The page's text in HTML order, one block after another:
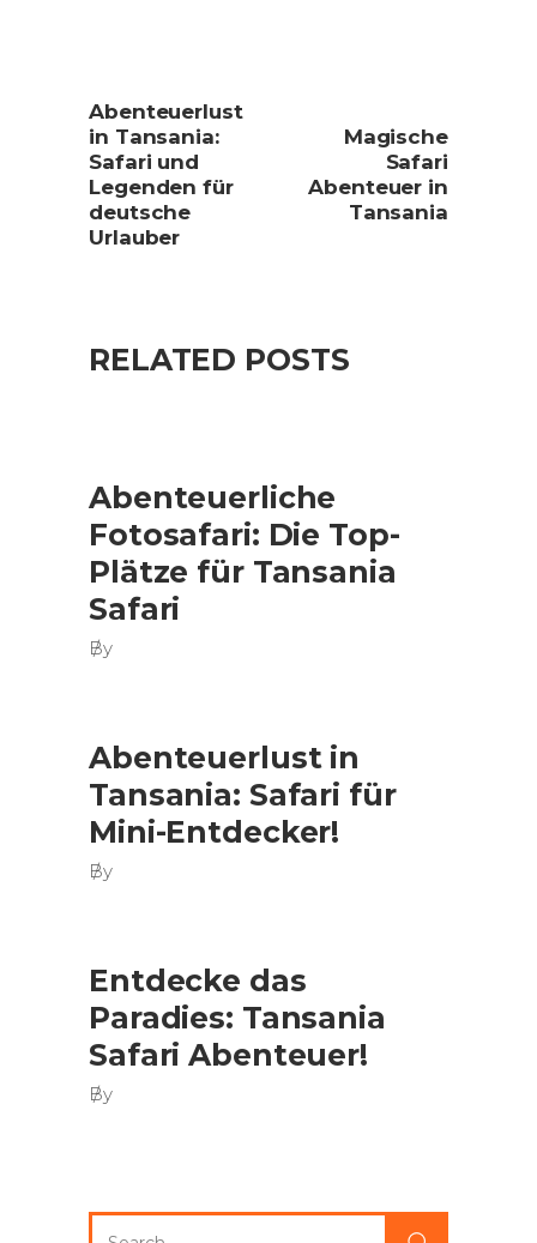
Abenteuerlust
in Tansania:
Safari und
Legenden für
deutsche
Urlauber
Magische
Safari
Abenteuer in
Tansania
RELATED POSTS
Abenteuerliche
Fotosafari: Die Top-
Plätze für Tansania
Safari
By
Abenteuerlust in
Tansania: Safari für
Mini-Entdecker!
By
Entdecke das
Paradies: Tansania
Safari Abenteuer!
By